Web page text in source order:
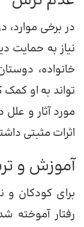
در برخی موارد،
نیاز به حمایت
خانواده،
تواند به او
مورد آثار و
اثرات مثبتی
آموزش و
برای کودکان و
رفتار آموخته